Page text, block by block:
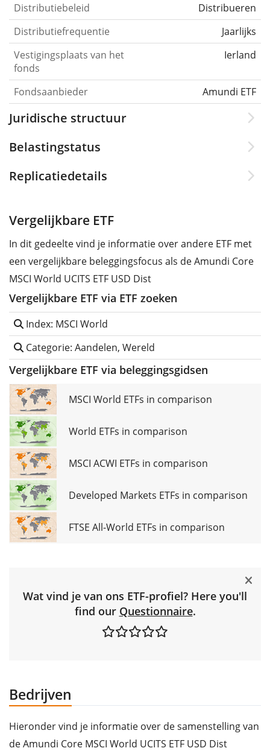
Distributiebeleid
Distribueren
Distributiefrequentie
Jaarlijks
Vestigingsplaats van het
fonds
Ierland
Fondsaanbieder Amundi ETF
Juridische structuur
Belastingstatus
Replicatiedetails
Vergelijkbare ETF
In dit gedeelte vind je informatie over andere ETF met
een vergelijkbare beleggingsfocus als de Amundi Core
MSCI World UCITS ETF USD Dist
Vergelijkbare ETF via ETF zoeken
Index: MSCI World
Categorie: Aandelen, Wereld
Vergelijkbare ETF via beleggingsgidsen
MSCI World ETFs in comparison
World ETFs in comparison
MSCI ACWI ETFs in comparison
Developed Markets ETFs in comparison
FTSE All-World ETFs in comparison
Wat vind je van ons ETF-profiel? Here you'll
find our Questionnaire.
Bedrijven
Hieronder vind je informatie over de samenstelling van
de Amundi Core MSCI World UCITS ETF USD Dist